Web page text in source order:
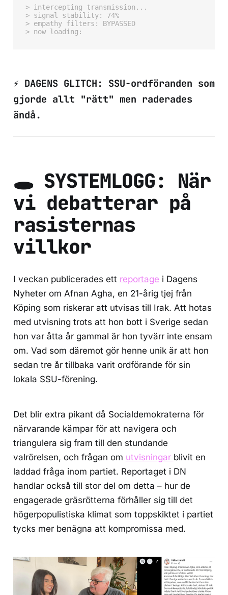
> intercepting transmission...
> signal stability: 74%
> empathy filters: BYPASSED
⚡ DAGENS GLITCH: SSU-ordföranden som
gjorde allt "rätt" men raderades
ändå.
🕳 SYSTEMLOGG: När
vi debatterar på
rasisternas
villkor
I veckan publicerades ett reportage i Dagens
Nyheter om Afnan Agha, en 21-årig tjej från
Köping som riskerar att utvisas till Irak. Att hotas
med utvisning trots att hon bott i Sverige sedan
hon var åtta år gammal är hon tyvärr inte ensam
om. Vad som däremot gör henne unik är att hon
sedan tre år tillbaka varit ordförande för sin
lokala SSU-förening.
Det blir extra pikant då Socialdemokraterna för
närvarande kämpar för att navigera och
triangulera sig fram till den stundande
valrörelsen, och frågan om utvisningar blivit en
laddad fråga inom partiet. Reportaget i DN
handlar också till stor del om detta – hur de
engagerade gräsrötterna förhåller sig till det
högerpopulistiska klimat som toppskiktet i partiet
tycks mer benägna att kompromissa med.